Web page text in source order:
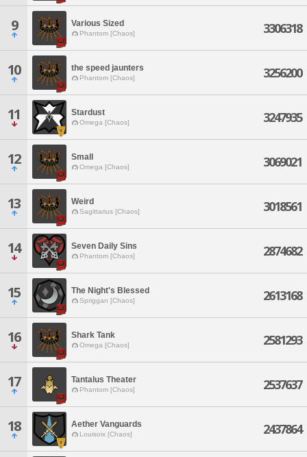
9 Various Sized
Phantom [Chaos] 3306318
10 the speed jaunters
Phantom [Chaos] 3256200
11 Stardust
Omega [Chaos] 3247935
12 Small
Omega [Chaos] 3069021
13 Weird
Sagittarius [Chaos] 3018561
14 Seven Daily Sins
Phantom [Chaos] 2874682
15 The Night's Blessed
Spriggan [Chaos] 2613168
16 Shark Tank
Omega [Chaos] 2581293
17 Tantalus Theater
Phantom [Chaos] 2537637
18 Aether Vanguards
Louisoix [Chaos] 2437864